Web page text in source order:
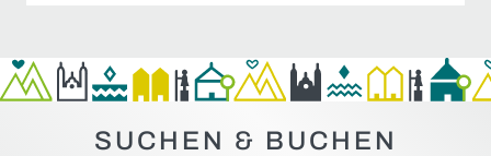
SUCHEN & BUCHEN